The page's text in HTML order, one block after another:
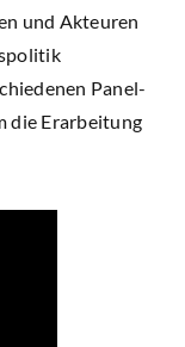
und Akteuren
Panel-
die Erarbeitung